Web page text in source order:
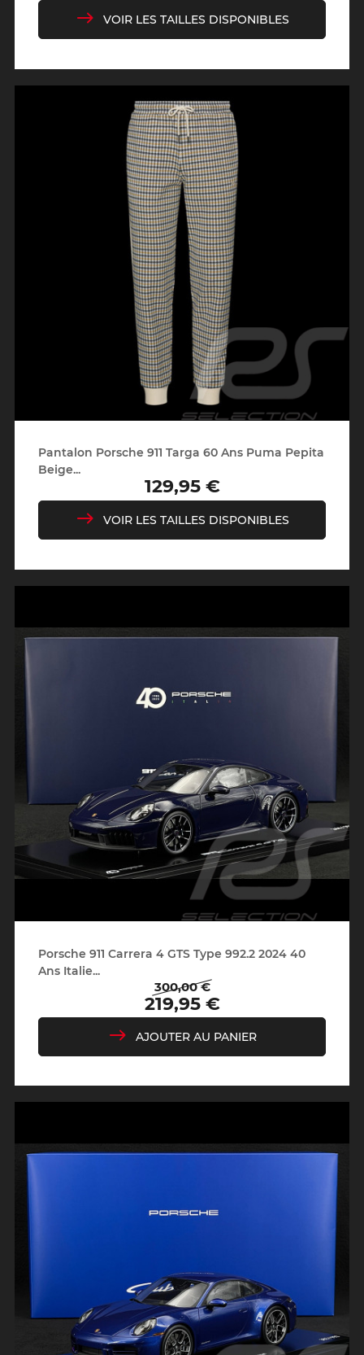
base
VOIR LES TAILLES DISPONIBLES
Pantalon Porsche 911 Targa 60 Ans Puma Pepita
Beige...
Prix
129,95 €
VOIR LES TAILLES DISPONIBLES
Porsche 911 Carrera 4 GTS Type 992.2 2024 40
Ans Italie...
Prix
de
base
300,00 €
Prix
219,95 €
AJOUTER AU PANIER